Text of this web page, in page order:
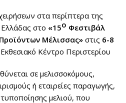
στα περίπτερα της
στο «15ο Φεστιβάλ
Μέλισσας» στις 6-8
Κέντρο Περιστερίου
σε μελισσοκόμους,
ή εταιρείες παραγωγής,
μελιού, που